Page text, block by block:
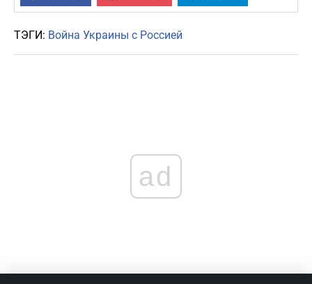
ТЭГИ: Война Украины с Россией
ad